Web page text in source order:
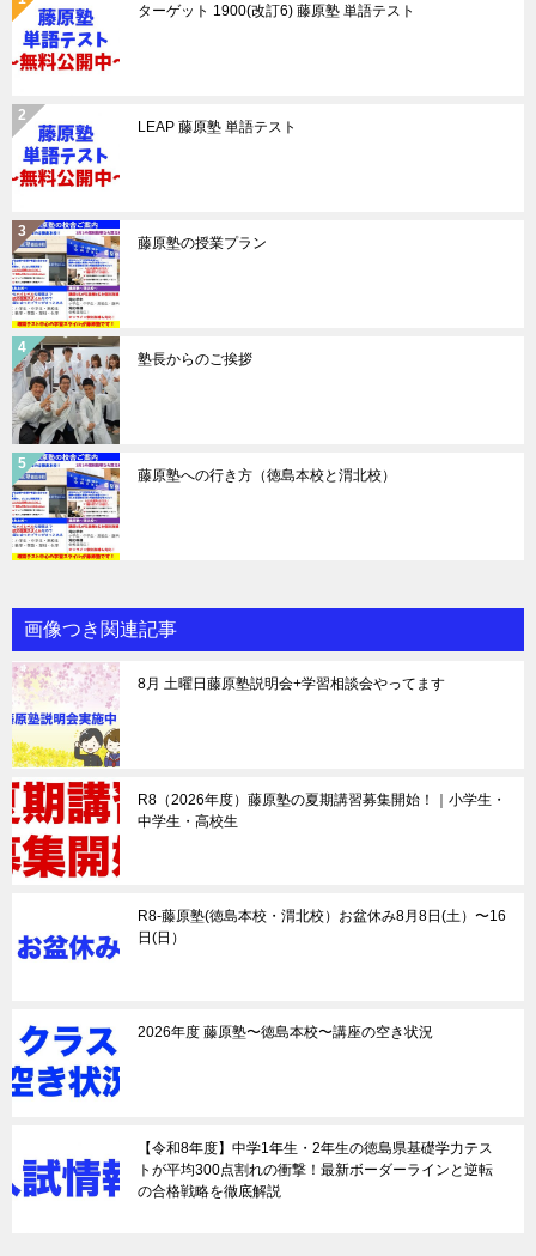
ターゲット 1900(改訂6) 藤原塾 単語テスト
LEAP 藤原塾 単語テスト
藤原塾の授業プラン
塾長からのご挨拶
藤原塾への行き方（徳島本校と渭北校）
画像つき関連記事
8月 土曜日藤原塾説明会+学習相談会やってます
R8（2026年度）藤原塾の夏期講習募集開始！｜小学生・
中学生・高校生
R8-藤原塾(徳島本校・渭北校）お盆休み8月8日(土）〜16
日(日）
2026年度 藤原塾〜徳島本校〜講座の空き状況
【令和8年度】中学1年生・2年生の徳島県基礎学力テス
トが平均300点割れの衝撃！最新ボーダーラインと逆転
の合格戦略を徹底解説